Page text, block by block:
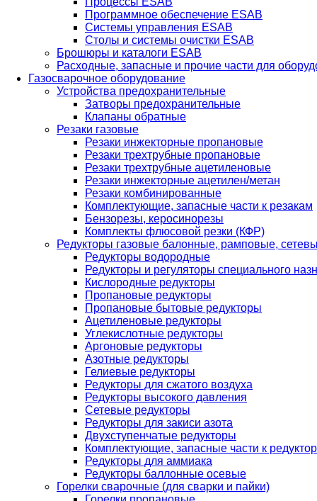
Программное обеспечение ESAB
Системы управления ESAB
Столы и системы очистки ESAB
Брошюры и каталоги ESAB
Расходные, запасные и прочие части для
Газосварочное оборудование
Устройства предохранительные
Затворы предохранительные
Клапаны обратные
Резаки газовые
Резаки инжекторные пропановые
Резаки трехтрубные пропановые
Резаки трехтрубные ацетиленовые
Резаки инжекторные ацетилен/метан
Резаки комбинированные
Комплектующие, запасные части к резакам
Бензорезы, керосинорезы
Комплекты флюсовой резки (КФР)
Редукторы газовые балонные, рамповые,
Редукторы водородные
Редукторы и регуляторы специального
Кислородные редукторы
Пропановые редукторы
Пропановые бытовые редукторы
Ацетиленовые редукторы
Углекислотные редукторы
Аргоновые редукторы
Азотные редукторы
Гелиевые редукторы
Редукторы для сжатого воздуха
Редукторы высокого давления
Сетевые редукторы
Редукторы для закиси азота
Двухступенчатые редукторы
Комплектующие, запасные части к
Редукторы для аммиака
Редукторы баллонные осевые
Горелки сварочные (для сварки и пайки)